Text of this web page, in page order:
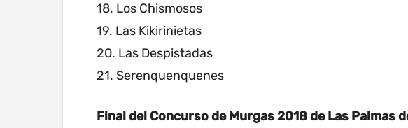
18. Los Chismosos
19. Las Kikirinietas
20. Las Despistadas
21. Serenquenquenes
Final del Concurso de Murgas 2018 de Las Palmas